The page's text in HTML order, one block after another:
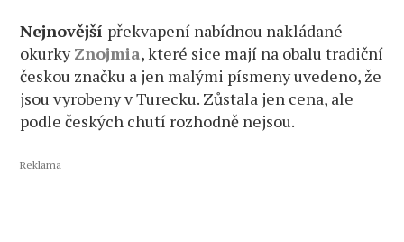
Nejnovější překvapení nabídnou nakládané
okurkyZnojmia, které sice mají na obalu tradiční
českou značku a jen malými písmeny uvedeno, že
jsou vyrobeny v Turecku. Zůstala jen cena, ale
podle českých chutí rozhodně nejsou.
Reklama